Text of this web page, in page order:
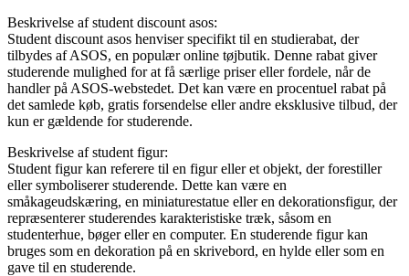
Beskrivelse af student discount asos:
Student discount asos henviser specifikt til en studierabat, der
tilbydes af ASOS, en populær online tøjbutik. Denne rabat giver
studerende mulighed for at få særlige priser eller fordele, når de
handler på ASOS-webstedet. Det kan være en procentuel rabat på
det samlede køb, gratis forsendelse eller andre eksklusive tilbud, der
kun er gældende for studerende.
Beskrivelse af student figur:
Student figur kan referere til en figur eller et objekt, der forestiller
eller symboliserer studerende. Dette kan være en
småkageudskæring, en miniaturestatue eller en dekorationsfigur, der
repræsenterer studerendes karakteristiske træk, såsom en
studenterhue, bøger eller en computer. En studerende figur kan
bruges som en dekoration på en skrivebord, en hylde eller som en
gave til en studerende.